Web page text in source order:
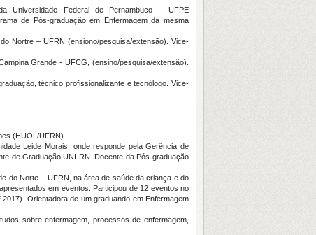
Universidade Federal de Pernambuco – UFPE
de Pós-graduação em Enfermagem da mesma
Nortre – UFRN (ensiono/pesquisa/extensão). Vice-
Grande - UFCG, (ensino/pesquisa/extensão).
técnico profissionalizante e tecnólogo. Vice-
(HUOL/UFRN).
Leide Morais, onde responde pela Gerência de
de Graduação UNI-RN. Docente da Pós-graduação
do Norte – UFRN, na área de saúde da criança e do
em eventos. Participou de 12 eventos no
Orientadora de um graduando em Enfermagem
sobre enfermagem, processos de enfermagem,